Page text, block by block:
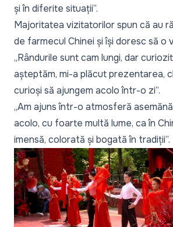
și în diferite situații”.
Majoritatea vizitatorilor spun că au
de farmecul Chinei și își doresc să o
„Rândurile sunt cam lungi, dar
așteptăm, mi-a plăcut prezentarea,
curioși să ajungem acolo într-o zi”.
„Am ajuns într-o atmosferă
acolo, cu foarte multă lume, ca în
imensă, colorată și bogată în tradiții”.